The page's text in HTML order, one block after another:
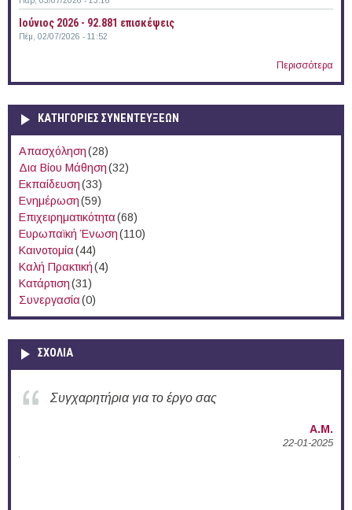
Ιούνιος 2026 - 92.881 επισκέψεις
Πέμ, 02/07/2026 - 11:52
Περισσότερα
ΚΑΤΗΓΟΡΙΕΣ ΣΥΝΕΝΤΕΥΞΕΩΝ
Απασχόληση(28)
Δια Βίου Μάθηση(32)
Εκπαίδευση(33)
Ενημέρωση(59)
Επιχειρηματικότητα(68)
Ευρωπαϊκή Ένωση(110)
Καινοτομία(44)
Καλή Πρακτική(4)
Κατάρτιση(31)
Συνεργασία(0)
ΣΧΟΛΙΑ
Συγχαρητήρια για την ενεργή δράση σας στο